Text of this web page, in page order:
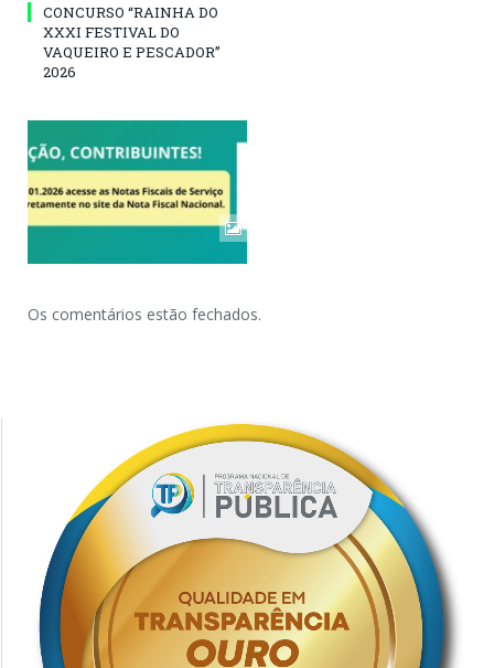
CONCURSO “RAINHA DO
XXXI FESTIVAL DO
VAQUEIRO E PESCADOR”
2026
Os comentários estão fechados.